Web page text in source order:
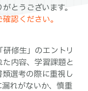
とうございます。
認ください。
修生」のエントリ
内容、学習課題と
選考の際に重視し
れがないか、慎重